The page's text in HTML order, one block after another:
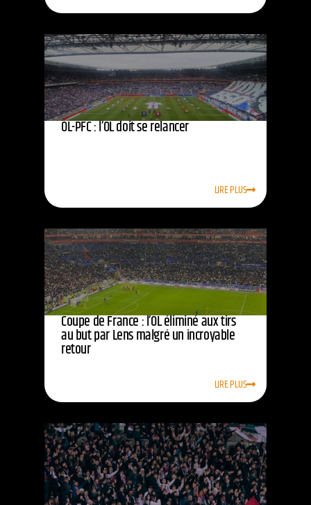
OL-PFC : l’OL doit se relancer
LIRE PLUS
Coupe de France : l’OL éliminé aux tirs
au but par Lens malgré un incroyable
retour
LIRE PLUS